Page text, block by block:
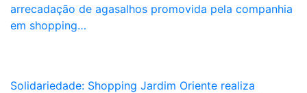
arrecadação de agasalhos promovida pela companhia
em shopping…
Solidariedade: Shopping Jardim Oriente realiza